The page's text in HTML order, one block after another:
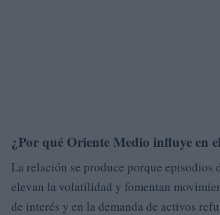
¿Por qué Oriente Medio influye en
La relación se produce porque episodios
elevan la volatilidad y fomentan
de interés y en la demanda de activos